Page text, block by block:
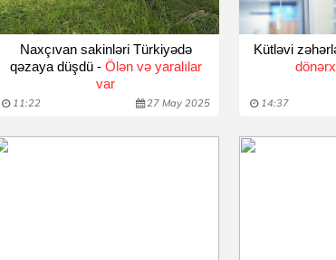
Naxçıvan sakinləri Türkiyədə
qəzaya düşdü - Ölən və yaralılar
var
11:22 27 May 2025
Kütləvi
14:37